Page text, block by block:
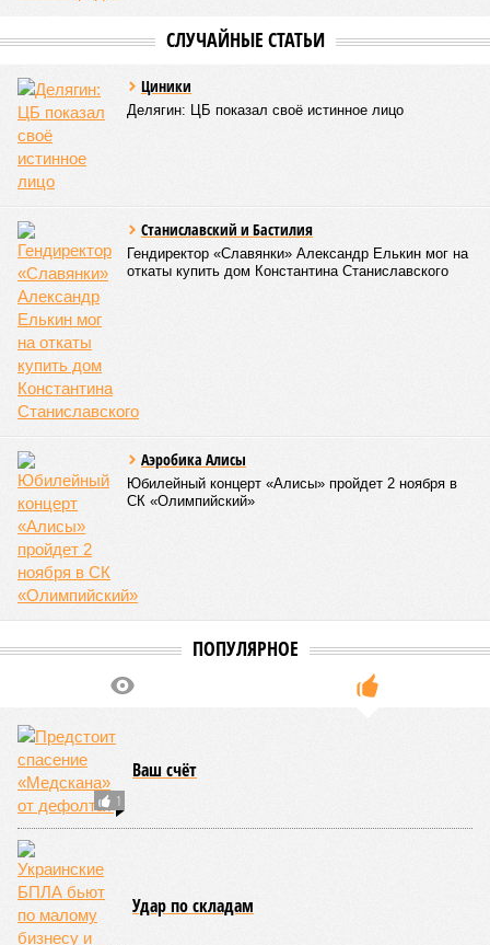
СЛУЧАЙНЫЕ СТАТЬИ
Циники
Делягин: ЦБ показал своё истинное лицо
Станиславский и Бастилия
Гендиректор «Славянки» Александр Елькин мог на
откаты купить дом Константина Станиславского
Аэробика Алисы
Юбилейный концерт «Алисы» пройдет 2 ноября в
СК «Олимпийский»
ПОПУЛЯРНОЕ
1
Ваш счёт
Удар по складам